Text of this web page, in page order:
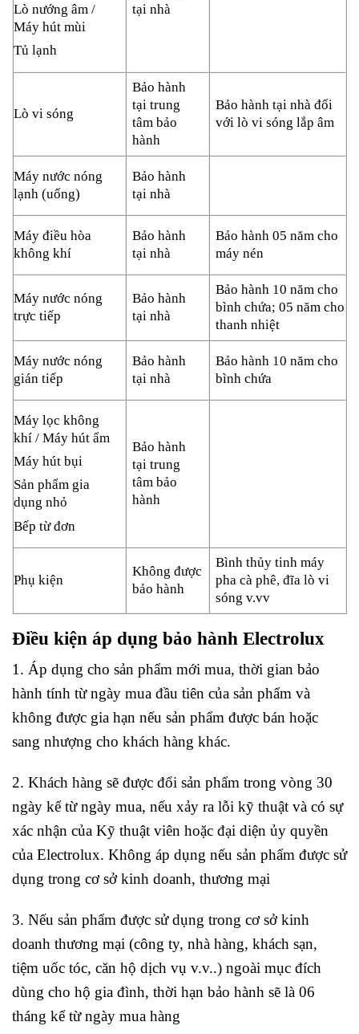
Lò nướng âm /
Máy hút mùi
Tủ lạnh
tại nhà
Lò vi sóng
Bảo hành
tại trung
tâm bảo
hành
Bảo hành tại nhà đối
với lò vi sóng lắp âm
Máy nước nóng
lạnh (uống)
Bảo hành
tại nhà
Máy điều hòa
không khí
Bảo hành
tại nhà
Bảo hành 05 năm cho
máy nén
Máy nước nóng
trực tiếp
Bảo hành
tại nhà
Bảo hành 10 năm cho
bình chứa; 05 năm cho
thanh nhiệt
Máy nước nóng
gián tiếp
Bảo hành
tại nhà
Bảo hành 10 năm cho
bình chứa
Máy lọc không
khí / Máy hút ẩm
Máy hút bụi
Sản phẩm gia
dụng nhỏ
Bếp từ đơn
Bảo hành
tạitrung
tâm bảo
hành
Phụ kiện
Không được
bảo hành
Bình thủy tinh máy
pha cà phê, đĩa lò vi
sóng v.vv
Điều kiện áp dụng bảo hành Electrolux
1. Áp dụng cho sản phẩm mới mua, thời gian bảo
hành tính từ ngày mua đầu tiên của sản phẩm và
không được gia hạn nếu sản phẩm được bán hoặc
sang nhượng cho khách hàng khác.
2. Khách hàng sẽ được đổi sản phẩm trong vòng 30
ngày kể từ ngày mua, nếu xảy ra lỗi kỹ thuật và có sự
xác nhận của Kỹ thuật viên hoặc đại diện ủy quyền
của Electrolux. Không áp dụng nếu sản phẩm được sử
dụng trong cơ sở kinh doanh, thương mại
3. Nếu sản phẩm được sử dụng trong cơ sở kinh
doanh thương mại (công ty, nhà hàng, khách sạn,
tiệm uốc tóc, căn hộ dịch vụ v.v..) ngoài mục đích
dùng cho hộ gia đình, thời hạn bảo hành sẽ là 06
tháng kể từ ngày mua hàng